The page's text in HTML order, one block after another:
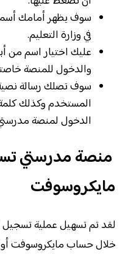
سوف يظهر أمامك
في وزارة التعليم.
عليك اختيار اسم من
والدخول للمنصة
سوف تصلك رسالة
المستخدم وكذلك
الدخول لمنصة
منصة مدرستي
مايكروسوفت
لقد تم تسهيل عملية
خلال حساب مايكروسوفت